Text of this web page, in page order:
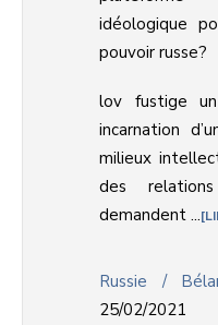
lov fustige
incarnation
milieux
des
demandent ...
Russie /
25/02/2021